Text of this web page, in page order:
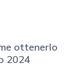
ottenerlo
2024